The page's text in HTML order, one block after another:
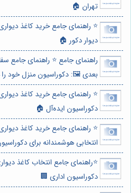
تهران 🏠
⭐️ راهنمای جامع خرید کاغذ
دیوار دکور 🏠
راهنمای جامع ⭐️ راهنمای جامع
بعدی 🖼️: دکوراسیون منزل خود
⭐️ راهنمای جامع خرید کاغذ
دکوراسیون ایده‌آل 🏠
⭐️ راهنمای جامع خرید کاغذ
انتخابی هوشمندانه برای
⭐️راهنمای جامع انتخاب کاغذ
دکوراسیون اداری 🏢